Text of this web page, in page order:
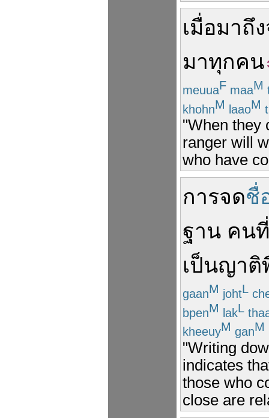
เมื่อมาถึง
มาทุกคน
meuuaF maaM
khohnM laaoM
"When they
ranger will
who have
การจดชื่
ฐาน คนที่
เป็นญาติ
gaanM johtL
bpenM lakL
kheeuyM ganM
"Writing
indicates
those who
close are